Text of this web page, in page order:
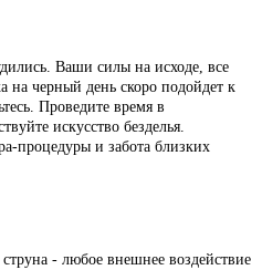
Ваши силы на исходе, все
на черный день скоро подойдет к
Проведите время в
искусство безделья.
процедуры и забота близких
- любое внешнее воздействие